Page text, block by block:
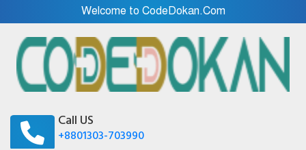
Welcome to CodeDokan.Com
Call US
+8801303-703990